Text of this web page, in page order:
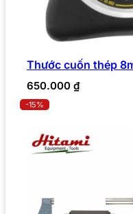
Thước cuốn thép
650.000 ₫
-15%